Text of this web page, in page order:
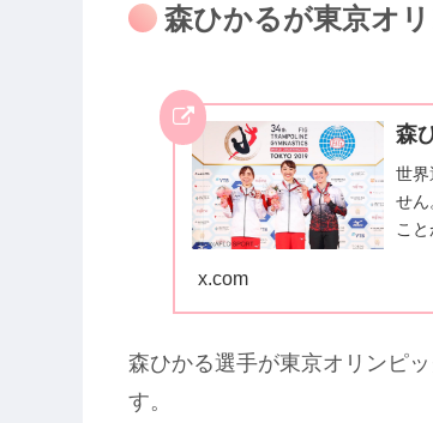
森ひかるが東京オ
森
世界
せ
こ
x.com
森ひかる選手が東京オリンピ
す。